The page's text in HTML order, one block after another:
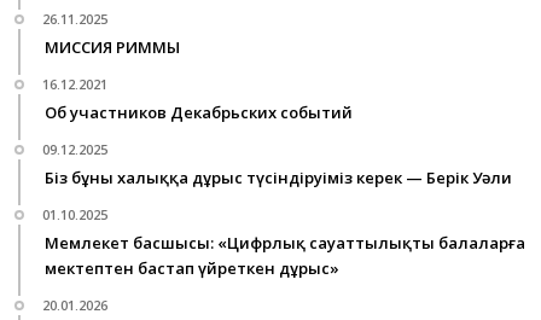
26.11.2025
МИССИЯ РИММЫ
16.12.2021
Об участников Декабрьских событий
09.12.2025
Біз бұны халыққа дұрыс түсіндіруіміз керек — Берік Уәли
01.10.2025
Мемлекет басшысы: «Цифрлық сауаттылықты балаларға
мектептен бастап үйреткен дұрыс»
20.01.2026